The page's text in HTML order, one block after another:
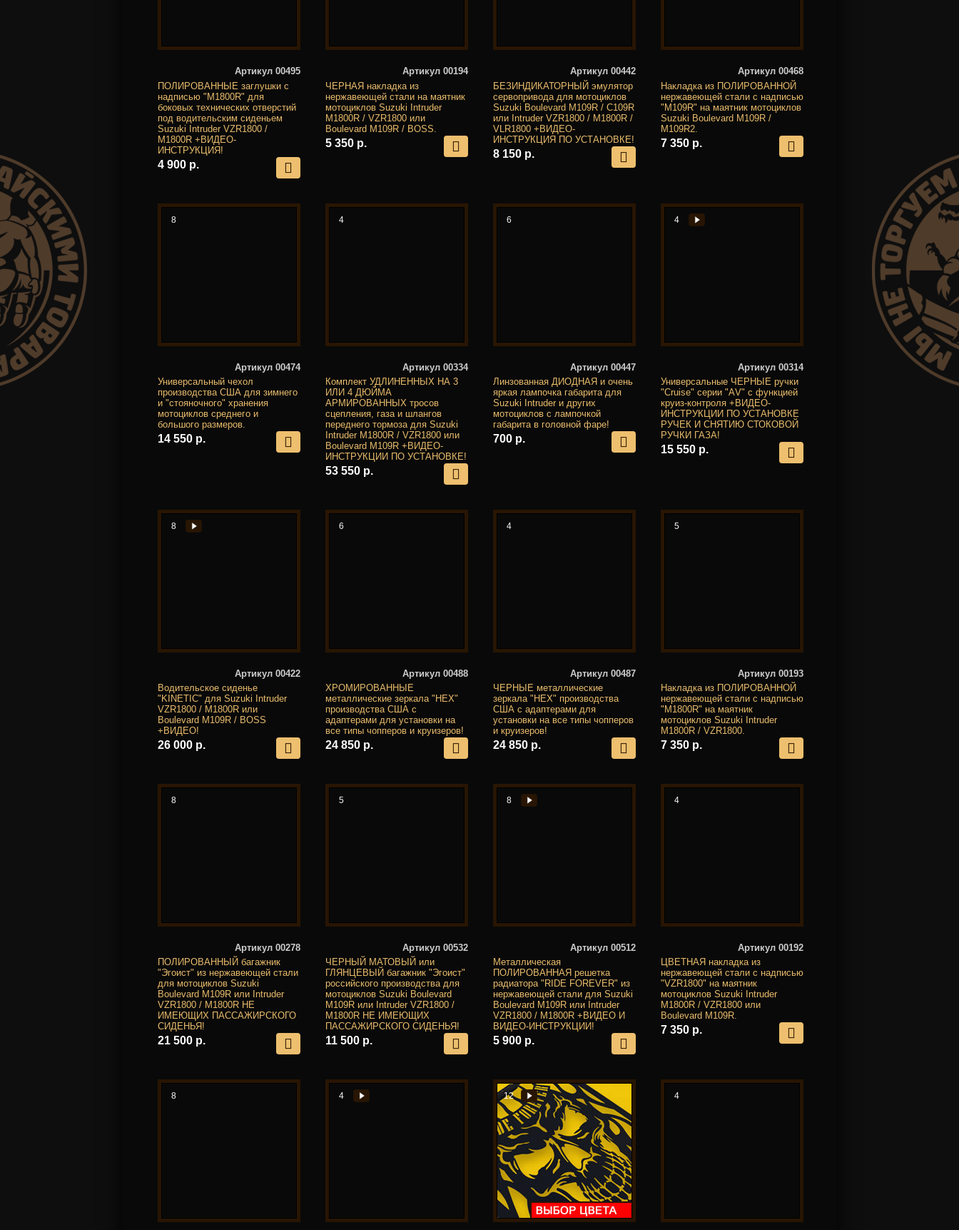
Артикул 00495
ПОЛИРОВАННЫЕ заглушки с
надписью "M1800R" для
боковых технических отверстий
под водительским сиденьем
Suzuki Intruder VZR1800 /
M1800R +ВИДЕО-
ИНСТРУКЦИЯ!
4 900 р.
Артикул 00194
ЧЕРНАЯ накладка из
нержавеющей стали на маятник
мотоциклов Suzuki Intruder
M1800R / VZR1800 или
Boulevard M109R / BOSS.
5 350 р.
Артикул 00442
БЕЗИНДИКАТОРНЫЙ эмулятор
сервопривода для мотоциклов
Suzuki Boulevard M109R / C109R
или Intruder VZR1800 / M1800R /
VLR1800 +ВИДЕО-
ИНСТРУКЦИЯ ПО УСТАНОВКЕ!
8 150 р.
Артикул 00468
Накладка из ПОЛИРОВАННОЙ
нержавеющей стали с надписью
"M109R" на маятник мотоциклов
Suzuki Boulevard M109R /
M109R2.
7 350 р.
8
Артикул 00474
Универсальный чехол
производства США для зимнего
и "стояночного" хранения
мотоциклов среднего и
большого размеров.
14 550 р.
4
Артикул 00334
Комплект УДЛИНЕННЫХ НА 3
ИЛИ 4 ДЮЙМА
АРМИРОВАННЫХ тросов
сцепления, газа и шлангов
переднего тормоза для Suzuki
Intruder M1800R / VZR1800 или
Boulevard M109R +ВИДЕО-
ИНСТРУКЦИИ ПО УСТАНОВКЕ!
53 550 р.
6
Артикул 00447
Линзованная ДИОДНАЯ и очень
яркая лампочка габарита для
Suzuki Intruder и других
мотоциклов с лампочкой
габарита в головной фаре!
700 р.
4
Артикул 00314
Универсальные ЧЕРНЫЕ ручки
"Cruise" серии "АV" с функцией
круиз-контроля +ВИДЕО-
ИНСТРУКЦИИ ПО УСТАНОВКЕ
РУЧЕК И СНЯТИЮ СТОКОВОЙ
РУЧКИ ГАЗА!
15 550 р.
8
Артикул 00422
Водительское сиденье
"KINETIC" для Suzuki Intruder
VZR1800 / M1800R или
Boulevard M109R / BOSS
+ВИДЕО!
26 000 р.
6
Артикул 00488
ХРОМИРОВАННЫЕ
металлические зеркала "HEX"
производства США с
адаптерами для установки на
все типы чопперов и круизеров!
24 850 р.
4
Артикул 00487
ЧЕРНЫЕ металлические
зеркала "HEX" производства
США с адаптерами для
установки на все типы чопперов
и круизеров!
24 850 р.
5
Артикул 00193
Накладка из ПОЛИРОВАННОЙ
нержавеющей стали с надписью
"M1800R" на маятник
мотоциклов Suzuki Intruder
M1800R / VZR1800.
7 350 р.
8
Артикул 00278
ПОЛИРОВАННЫЙ багажник
"Эгоист" из нержавеющей стали
для мотоциклов Suzuki
Boulevard M109R или Intruder
VZR1800 / M1800R НЕ
ИМЕЮЩИХ ПАССАЖИРСКОГО
СИДЕНЬЯ!
21 500 р.
5
Артикул 00532
ЧЕРНЫЙ МАТОВЫЙ или
ГЛЯНЦЕВЫЙ багажник "Эгоист"
российского производства для
мотоциклов Suzuki Boulevard
M109R или Intruder VZR1800 /
M1800R НЕ ИМЕЮЩИХ
ПАССАЖИРСКОГО СИДЕНЬЯ!
11 500 р.
8
Артикул 00512
Металлическая
ПОЛИРОВАННАЯ решетка
радиатора "RIDE FOREVER" из
нержавеющей стали для Suzuki
Boulevard M109R или Intruder
VZR1800 / M1800R +ВИДЕО И
ВИДЕО-ИНСТРУКЦИИ!
5 900 р.
4
Артикул 00192
ЦВЕТНАЯ накладка из
нержавеющей стали с надписью
"VZR1800" на маятник
мотоциклов Suzuki Intruder
M1800R / VZR1800 или
Boulevard M109R.
7 350 р.
8 4 12 4